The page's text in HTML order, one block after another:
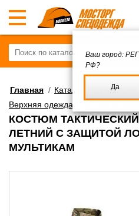
Ваш город:
РФ?
Да
Главная / Каталог
Верхняя одежда
КОСТЮМ
ЛЕТНИЙ С ЗАЩИТОЙ
МУЛЬТИКАМ